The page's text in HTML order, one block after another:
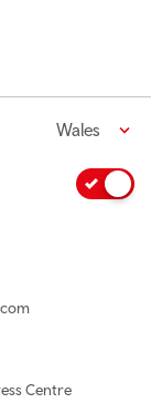
Wales
Centre